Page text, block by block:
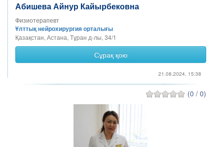
Абишева Айнур Кайырбековна
Физиотерапевт
Ұлттық нейрохирургия орталығы
Қазақстан, Астана, Тұран д-лы, 34/1
Сұрақ қою
21.08.2024, 15:38
(0 / 0)